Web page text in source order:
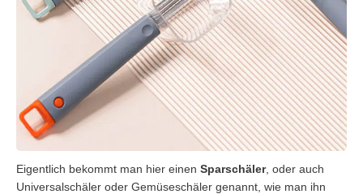
Eigentlich bekommt man hier einen Sparschäler, oder auch
Universalschäler oder Gemüseschäler genannt, wie man ihn